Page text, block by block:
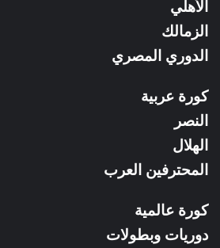
الأهلي
الزمالك
الدوري المصري
كورة عربية
النصر
الهلال
المحترفين العرب
كورة عالمية
دوريات وبطولات